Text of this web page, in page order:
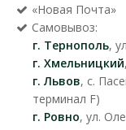
«Новая Почта»
Самовывоз:
г. Тернополь,
г. Хмельницкий
г. Львов, с.
терминал F)
г. Ровно, ул.